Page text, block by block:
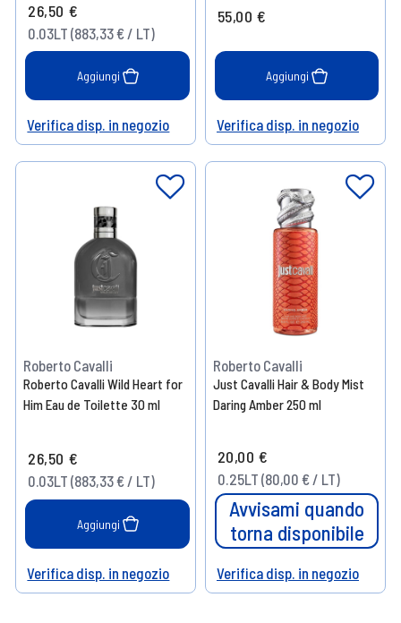
26,50 €
0.03LT (883,33 € / LT)
Aggiungi
Help
Verifica disp. in negozio
55,00 €
Aggiungi
Help
Verifica disp. in negozio
Roberto Cavalli
Roberto Cavalli Wild Heart for
Him Eau de Toilette 30 ml
26,50 €
0.03LT (883,33 € / LT)
Aggiungi
Help
Verifica disp. in negozio
Roberto Cavalli
Just Cavalli Hair & Body Mist
Daring Amber 250 ml
20,00 €
0.25LT (80,00 € / LT)
Avvisami quando
torna disponibile
Help
Verifica disp. in negozio